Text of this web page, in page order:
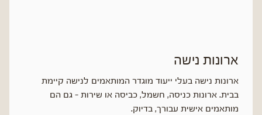
ארונות נישה
ארונות נישה בעלי ייעוד מוגדר המותאמים לנישה קיימת
בבית. ארונות כניסה, חשמל, כביסה או שירות – גם הם
מותאמים אישית עבורך, בדיוק.